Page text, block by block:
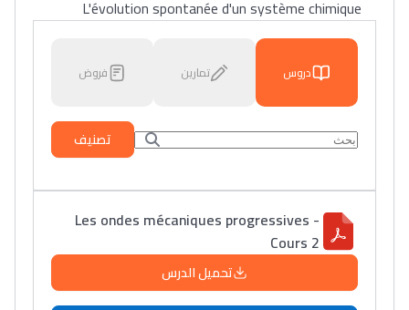
L'évolution spontanée d'un système chimique
دروس تمارين فروض
تصنيف
Les ondes mécaniques progressives -
Cours 2
تحميل الدرس